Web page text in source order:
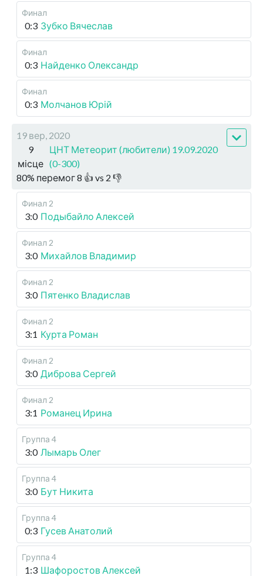
Финал
0:3 Зубко Вячеслав
Финал
0:3 Найденко Олександр
Финал
0:3 Молчанов Юрій
19 вер, 2020
9
місце
ЦНТ Метеорит (любители) 19.09.2020
(0-300)
80% перемог8 👍 vs 2 👎
Финал 2
3:0 Подыбайло Алексей
Финал 2
3:0 Михайлов Владимир
Финал 2
3:0 Пятенко Владислав
Финал 2
3:1 Курта Роман
Финал 2
3:0 Диброва Сергей
Финал 2
3:1 Романец Ирина
Группа 4
3:0 Лымарь Олег
Группа 4
3:0 Бут Никита
Группа 4
0:3 Гусев Анатолий
Группа 4
1:3 Шафоростов Алексей